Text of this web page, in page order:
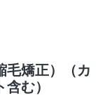
毛矯正）（カ
む）